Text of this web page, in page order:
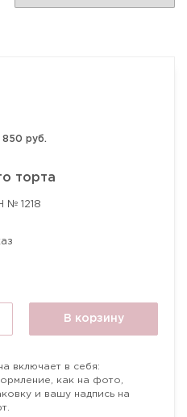
850 руб.
торта
№ 1218
В корзину
включает в себя:
как на фото,
и вашу надпись на